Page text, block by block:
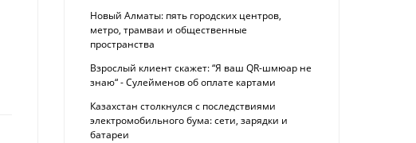
Новый Алматы: пять городских центров,
метро, трамваи и общественные
пространства
Взрослый клиент скажет: “Я ваш QR-шмюар не
знаю“ - Сулейменов об оплате картами
Казахстан столкнулся с последствиями
электромобильного бума: сети, зарядки и
батареи